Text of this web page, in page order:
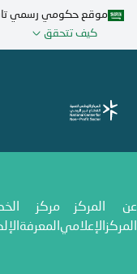
تجاوز
المحتوى
موقع حكومي رسمي
كيف تتحقق
عن
المركز
المركز
الإعلامي
مركز
المعرفة